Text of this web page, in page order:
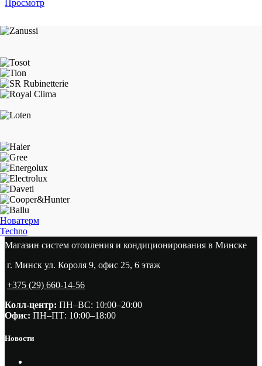
Просмотр
Новатерм
Techno
Магазин систем отопления и кондиционирования в Минске
г. Минск ул. Короля 9, офис 25, 6 этаж
+375 (29) 660-14-56
Колл-центр: ПН–ВС: 10:00–20:00​
Офис: ПН–ПТ: 10:00–18:00
Новости